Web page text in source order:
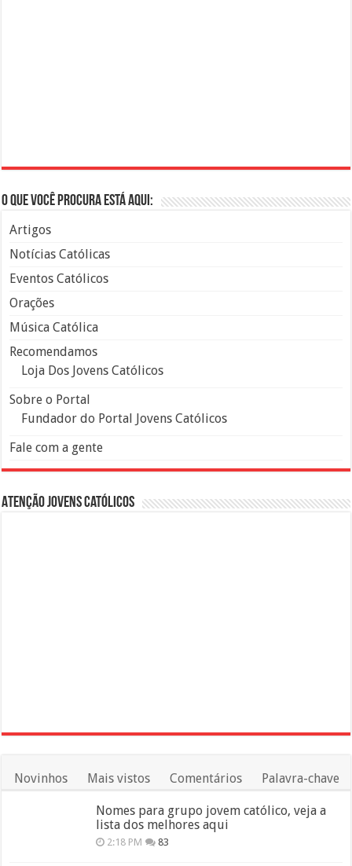
O que você procura está aqui:
Artigos
Notícias Católicas
Eventos Católicos
Orações
Música Católica
Recomendamos
Loja Dos Jovens Católicos
Sobre o Portal
Fundador do Portal Jovens Católicos
Fale com a gente
Atenção Jovens Católicos
Novinhos Mais vistos Comentários Palavra-chave
Nomes para grupo jovem católico, veja a
lista dos melhores aqui
2:18 PM 83